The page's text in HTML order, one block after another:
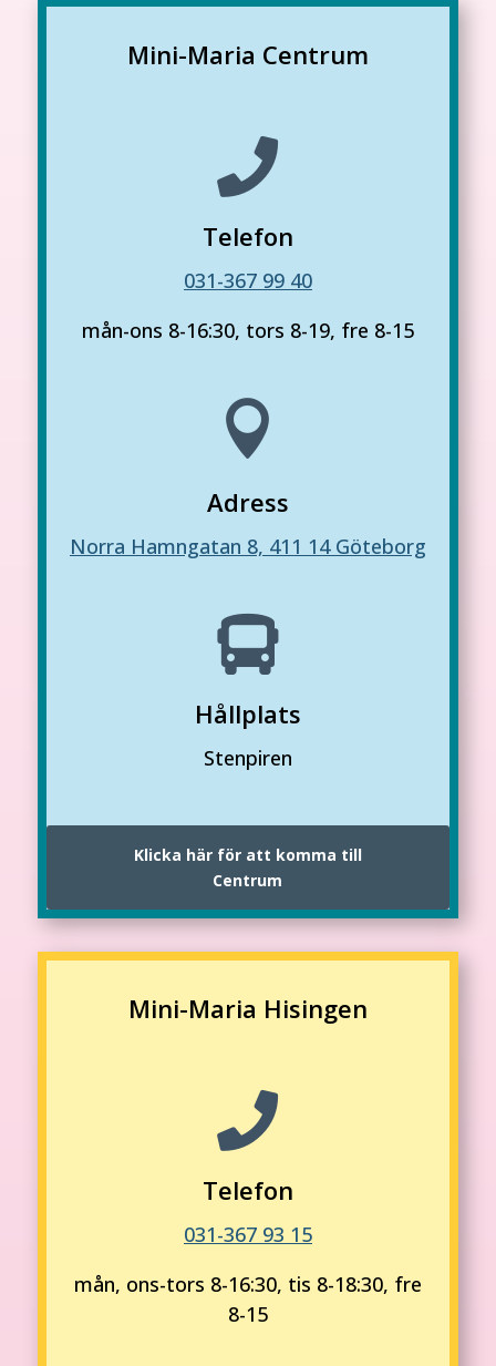
Mini-Maria Centrum

Telefon
031-367 99 40
mån-ons 8-16:30, tors 8-19, fre 8-15

Adress
Norra Hamngatan 8, 411 14 Göteborg

Hållplats
Stenpiren
Klicka här för att komma till
Centrum
Mini-Maria Hisingen

Telefon
031-367 93 15
mån, ons-tors 8-16:30, tis 8-18:30, fre
8-15